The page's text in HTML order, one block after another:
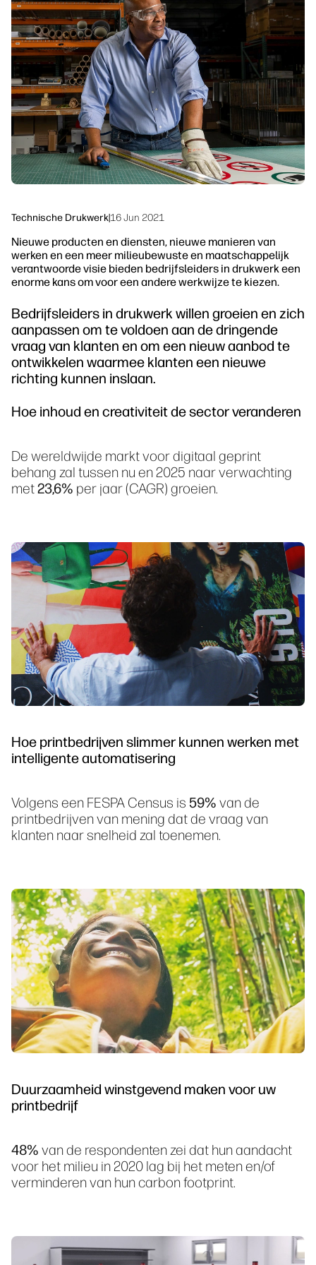
Neem contact op met een HP PrintOS-
expert
Volg ons
linkedInfacebook
twitteryoutube
Workflowoplossingen
Duurzaamheid
Technische Drukwerk|16 Jun 2021
Nieuwe producten en diensten, nieuwe manieren van
werken en een meer milieubewuste en maatschappelijk
verantwoorde visie bieden bedrijfsleiders in drukwerk een
enorme kans om voor een andere werkwijze te kiezen.
Bedrijfsleiders in drukwerk willen groeien en zich
aanpassen om te voldoen aan de dringende
vraag van klanten en om een nieuw aanbod te
ontwikkelen waarmee klanten een nieuwe
richting kunnen inslaan.
Hoe inhoud en creativiteit de sector veranderen
De wereldwijde markt voor digitaal geprint
behang zal tussen nu en 2025 naar verwachting
met23,6% per jaar (CAGR) groeien.
Hoe printbedrijven slimmer kunnen werken met
intelligente automatisering
Volgens een FESPA Census is 59% van de
printbedrijven van mening dat de vraag van
klanten naar snelheid zal toenemen.
Duurzaamheid winstgevend maken voor uw
printbedrijf
48% van de respondenten zei dat hun aandacht
voor het milieu in 2020 lag bij het meten en/of
verminderen van hun carbon footprint.